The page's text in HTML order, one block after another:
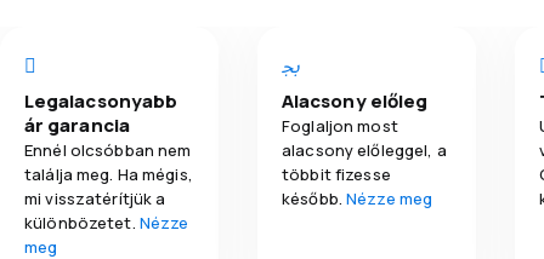
Legalacsonyabb
ár garancia
Ennél olcsóbban nem
találja meg. Ha mégis,
mi visszatérítjük a
különbözetet. Nézze
meg
Alacsony előleg
Foglaljon most
alacsony előleggel, a
többit fizesse
később.Nézze meg